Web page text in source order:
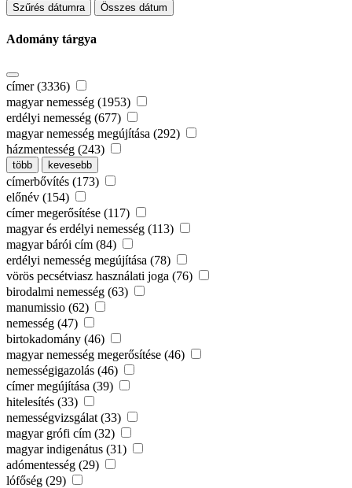
Szűrés dátumra Összes dátum
Adomány tárgya
címer (3336)
magyar nemesség (1953)
erdélyi nemesség (677)
magyar nemesség megújítása (292)
házmentesség (243)
több kevesebb
címerbővítés (173)
előnév (154)
címer megerősítése (117)
magyar és erdélyi nemesség (113)
magyar bárói cím (84)
erdélyi nemesség megújítása (78)
vörös pecsétviasz használati joga (76)
birodalmi nemesség (63)
manumissio (62)
nemesség (47)
birtokadomány (46)
magyar nemesség megerősítése (46)
nemességigazolás (46)
címer megújítása (39)
hitelesítés (33)
nemességvizsgálat (33)
magyar grófi cím (32)
magyar indigenátus (31)
adómentesség (29)
lófőség (29)